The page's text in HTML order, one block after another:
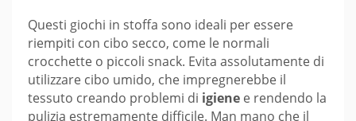
Questi giochi in stoffa sono ideali per essere
riempiti con cibo secco, come le normali
crocchette o piccoli snack. Evita assolutamente di
utilizzare cibo umido, che impregnerebbe il
tessuto creando problemi di igiene e rendendo la
pulizia estremamente difficile. Man mano che il